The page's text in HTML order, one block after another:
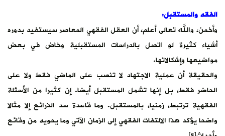
الفقه والمستقبل:
وأخمن، والله تعالى أعلم، أن العقل الفقهي المعاصر سيستفيد بدوره
أشياء كثيرة لو اتصل بالدراسات المستقبلية وخاض في بعض
مواضيعها وإشكالاتها.
والحقيقة أن عملية الاجتهاد لا تنصب على الماضي فقط ولا على
الحاضر فقط، بل إنها تشمل المستقبل أيضا. إن كثيرا من الأسئلة
الفقهية ترتبط، زمنيا، بالمستقبل. وما قاعدة سد الذرائع إلا مثالا
واضحا يؤكد هذا الالتفات الفقهي إلى الزمان الآتي وما يحويه من وقائع